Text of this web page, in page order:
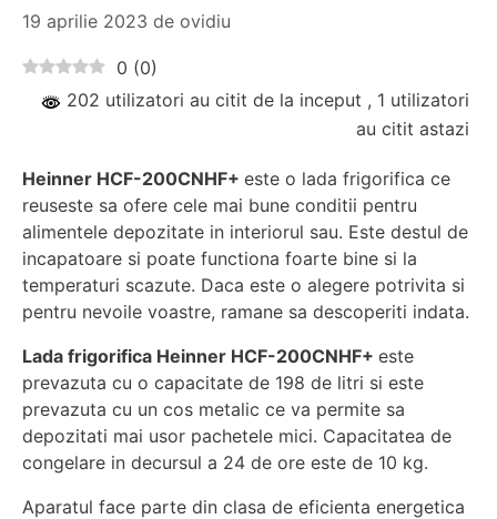
19 aprilie 2023 de ovidiu
0 (0)
202 utilizatori au citit de la inceput , 1 utilizatori
au citit astazi
Heinner HCF-200CNHF+ este o lada frigorifica ce
reuseste sa ofere cele mai bune conditii pentru
alimentele depozitate in interiorul sau. Este destul de
incapatoare si poate functiona foarte bine si la
temperaturi scazute. Daca este o alegere potrivita si
pentru nevoile voastre, ramane sa descoperiti indata.
Lada frigorifica Heinner HCF-200CNHF+ este
prevazuta cu o capacitate de 198 de litri si este
prevazuta cu un cos metalic ce va permite sa
depozitati mai usor pachetele mici. Capacitatea de
congelare in decursul a 24 de ore este de 10 kg.
Aparatul face parte din clasa de eficienta energetica